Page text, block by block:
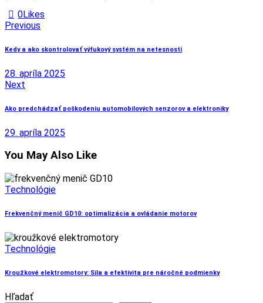
0Likes
Navigácia
v
Previous
Kedy a ako skontrolovať výfukový systém na netesnosti
28. apríla 2025
Next
Ako predchádzať poškodeniu automobilových senzorov a elektroniky
29. apríla 2025
You May Also Like
Technológie
Frekvenčný menič GD10: optimalizácia a ovládanie motorov
Technológie
Kroužkové elektromotory: Sila a efektivita pre náročné podmienky
Hľadať